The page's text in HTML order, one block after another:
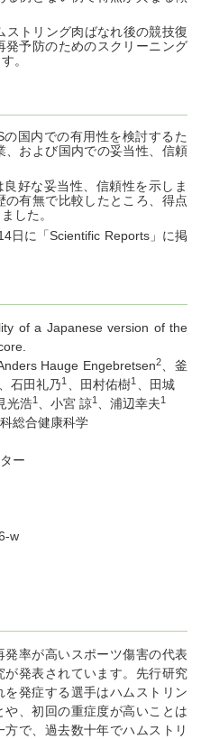
ストリング肉ばなれ後の競技復
発予防のためのスクリーニング
。
国内での有用性を検討するた
および国内での妥当性、信頼
好な妥当性、信頼性を示しま
の有無で比較したところ、得点
した。
日に「Scientific Reports」に掲
of a Japanese version of the
Hauge Engebretsen2、釜
、石田礼乃1 、田村佑樹1
、田城
光浩1 、小宮 諒1 、浦辺幸夫1
総合健康科学
ー
w
率が高いスポーツ傷害の代表
発表されています。先行研究
発症する選手はハムストリン
、初回の重症度が高いことは
で、過去数十年でハムストリ